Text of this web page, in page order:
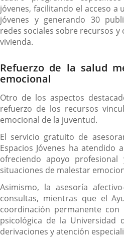
jóvenes, facilitando el acceso a
jóvenes y generando 30
redes sociales sobre recursos
vivienda.
Refuerzo de la salud
emocional
Otro de los aspectos
refuerzo de los recursos
emocional de la juventud.
El servicio gratuito de
Espacios Jóvenes ha atendido
ofreciendo apoyo
situaciones de malestar
Asimismo, la asesoría
consultas, mientras que el
coordinación permanente
psicológica de la Universidad
derivaciones y atención